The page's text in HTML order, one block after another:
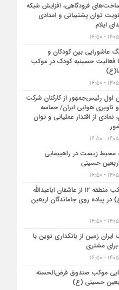
فرودگاهی، افزایش شبکه
توان پشتیبانی و امدادی
ایلام
عاشورایی بین کودکان و
فعالیت حسینیه کودک در موکب
اول رئیس‌جمهور از کارکنان شرکت
ناوبری هوایی ایران/ حماسه
از اقتدار عملیاتی و توان
محیط زیست در راهپیمایی
حسینی
میزبانی موکب منطقه ۱۲ از عاشقان اباعبدالله
پیاده روی جاماندگان اربعین
زمین از بانکداری نوین با
مشتری
موکب صندوق قرض‌الحسنه
حسینی (ع)